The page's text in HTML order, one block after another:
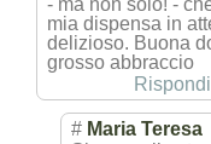
mia dispensa in
delizioso. Buona
grosso abbraccio
Rispondi
# Maria Teresa